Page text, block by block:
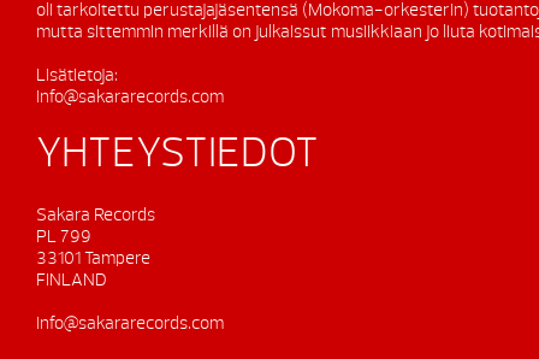
oli tarkoitettu perustajajäsentensä (Mokoma-orkesterin)
mutta sittemmin merkillä on julkaissut musiikkiaan jo liuta
Lisätietoja:
info@sakararecords.com
YHTEYSTIEDOT
Sakara Records
PL 799
33101 Tampere
FINLAND
info@sakararecords.com